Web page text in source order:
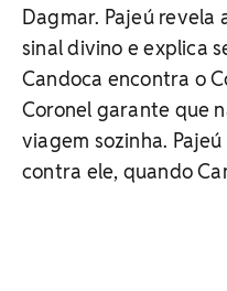
Dagmar. Pajeú revela
sinal divino e explica
Candoca encontra o
Coronel garante que
viagem sozinha.
contra ele, quando